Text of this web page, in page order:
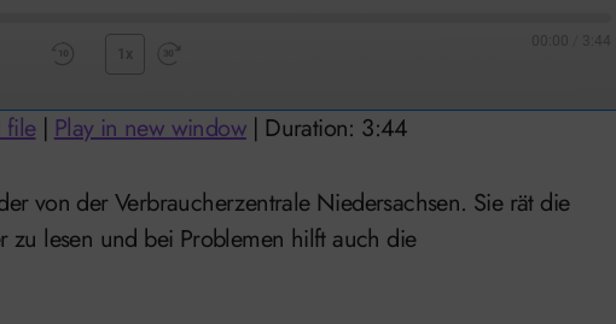
Mute/UnmuteRewind
10
Seconds
1x
Forward
30
00:00 3:44
file| Play in new window| Duration: 3:44
lesen und bei Problemen hilft auch die